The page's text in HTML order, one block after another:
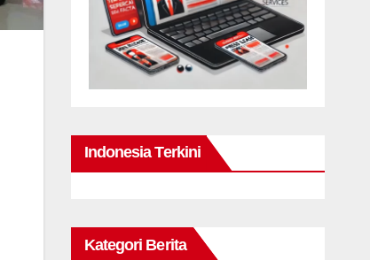
Indonesia Terkini
Kategori Berita